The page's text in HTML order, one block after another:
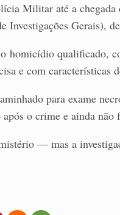
Militar até a
Investigações Gerais),
homicídio qualificado,
e com características
para exame
o crime e ainda não
— mas a